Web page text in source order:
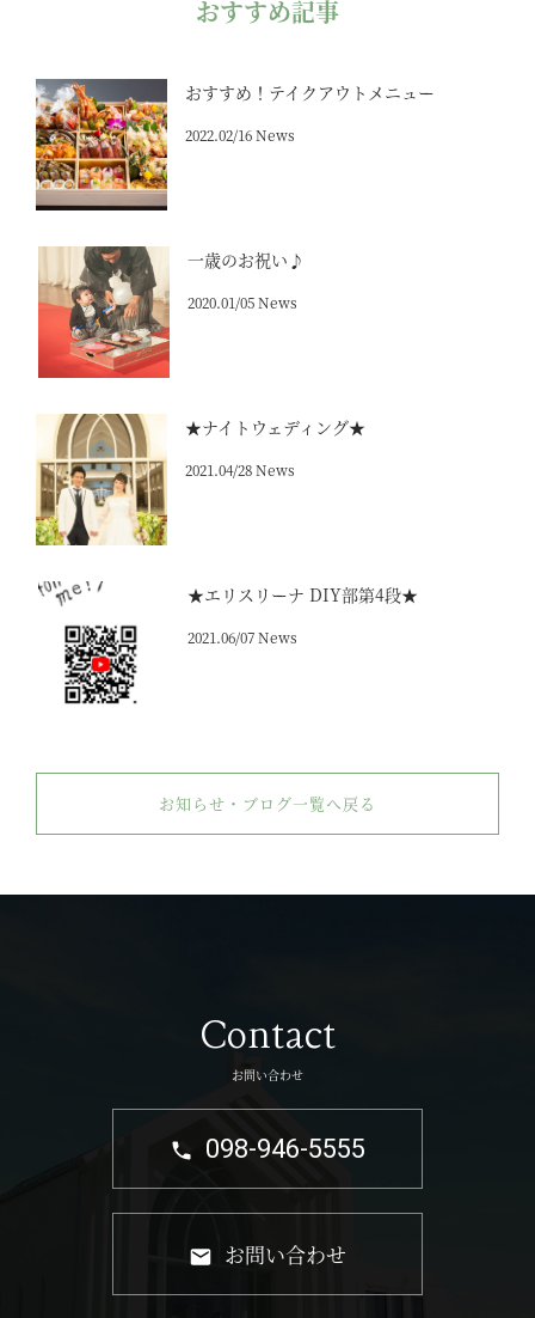
おすすめ記事
おすすめ！テイクアウトメニュー
2022.02/16 News
一歳のお祝い♪
2020.01/05 News
★ナイトウェディング★
2021.04/28 News
★エリスリーナ DIY部第4段★
2021.06/07 News
お知らせ・ブログ一覧へ戻る
Contact
お問い合わせ
098-946-5555
お問い合わせ